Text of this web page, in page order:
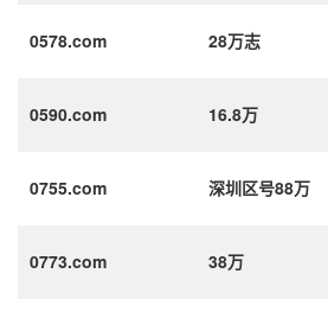
0578.com 28万志
0590.com 16.8万
0755.com 深圳区号88万
0773.com 38万